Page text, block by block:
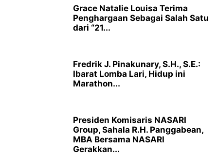
Grace Natalie Louisa Terima
Penghargaan Sebagai Salah Satu
dari “21...
Fredrik J. Pinakunary, S.H., S.E.:
Ibarat Lomba Lari, Hidup ini
Marathon...
Presiden Komisaris NASARI
Group, Sahala R.H. Panggabean,
MBA Bersama NASARI
Gerakkan...